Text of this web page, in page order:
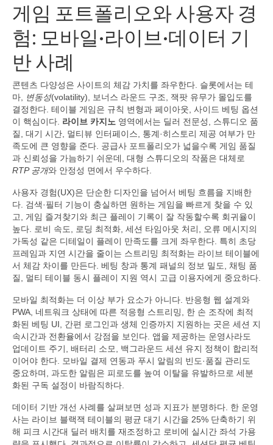
게임 포트폴리오와 사용자 경
험: 모바일·라이브·데이터 기
반 사례
콘텐츠 다양성은 사이트의 체감 가치를 좌우한다. 슬롯에서는 테
마, 변동성(volatility), 보너스 라운드 구조, 잭팟 유무가 몰입도를
결정한다. 테이블 게임은 규칙 변형과 페이아웃, 사이드 베팅 옵션
이 핵심이다. 라이브 카지노 영역에서는 딜러 전문성, 스튜디오 품
질, 대기 시간, 멀티뷰 인터페이스, 통계·히스토리 제공 여부가 만
족도에 큰 영향을 준다. 공급사 포트폴리오가 넓을수록 게임 품질
과 신뢰성을 가늠하기 쉬운데, 대형 스튜디오의 작품은 대체로
RTP 공개와 안정성 면에서 우수하다.
사용자 경험(UX)은 단순한 디자인을 넘어서 베팅 흐름을 지배한
다. 검색·필터 기능이 충실하면 원하는 게임을 빠르게 찾을 수 있
고, 게임 즐겨찾기와 최근 플레이 기록이 잘 작동할수록 회귀율이
높다. 로비 속도, 로딩 최적화, 세션 타임아웃 처리, 오류 메시지의
가독성 같은 디테일이 플레이 만족도를 크게 좌우한다. 특히 초당
프레임과 지연 시간을 줄이는 스트리밍 최적화는 라이브 테이블에
서 체감 차이를 만든다. 베팅 창과 통계 패널의 정보 밀도, 채팅 품
질, 멀티 테이블 동시 플레이 지원 역시 고급 이용자에게 중요하다.
모바일 최적화는 더 이상 부가 요소가 아니다. 반응형 웹 설계와
PWA, 네트워크 상태에 따른 적응형 스트리밍, 한 손 조작에 최적
화된 베팅 UI, 간편 로그인과 생체 인증까지 지원하는 곳은 세션 지
속시간과 전환율에서 강점을 보인다. 앱을 제공하는 운영사라도
업데이트 주기, 배터리 소모, 백그라운드 세션 유지 정책이 합리적
이어야 한다. 모바일 결제 연동과 푸시 알림의 빈도·품질 관리도
중요하며, 과도한 알림은 피로도를 높여 이탈을 유발하므로 세분
화된 구독 설정이 바람직하다.
데이터 기반 개선 사례를 살펴보면 성과 지표가 분명하다. 한 운영
사는 라이브 블랙잭 테이블의 평균 대기 시간을 25% 단축하기 위
해 피크 시간대 딜러 배치를 재조정하고 로비에 실시간 좌석 가용